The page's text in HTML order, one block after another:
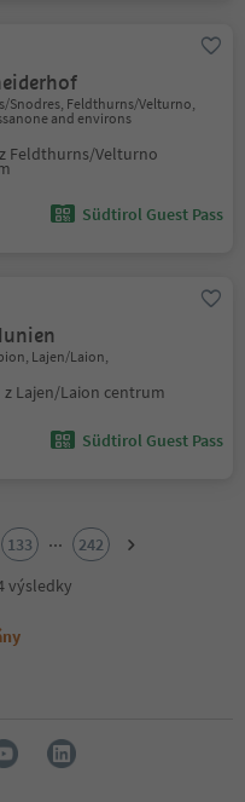
Snodres, Feldthurns/Velturno,
and environs
z Feldthurns/Velturno
Südtirol Guest Pass
Lajen/Laion,
z Lajen/Laion centrum
Südtirol Guest Pass
133 ...
242
výsledky